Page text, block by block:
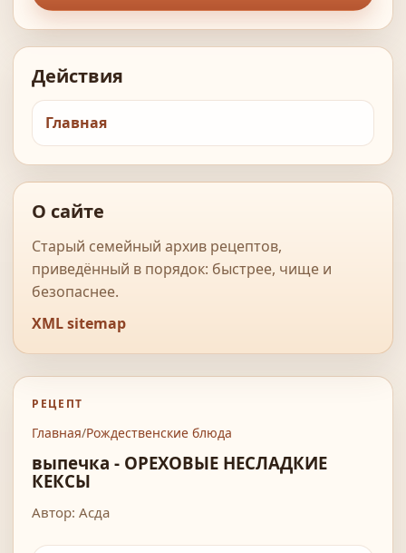
Действия
Главная
О сайте
Старый семейный архив рецептов,
приведённый в порядок: быстрее, чище и
безопаснее.
XML sitemap
РЕЦЕПТ
Главная/Рождественские блюда
выпечка - ОРЕХОВЫЕ НЕСЛАДКИЕ
КЕКСЫ
Автор: Асда